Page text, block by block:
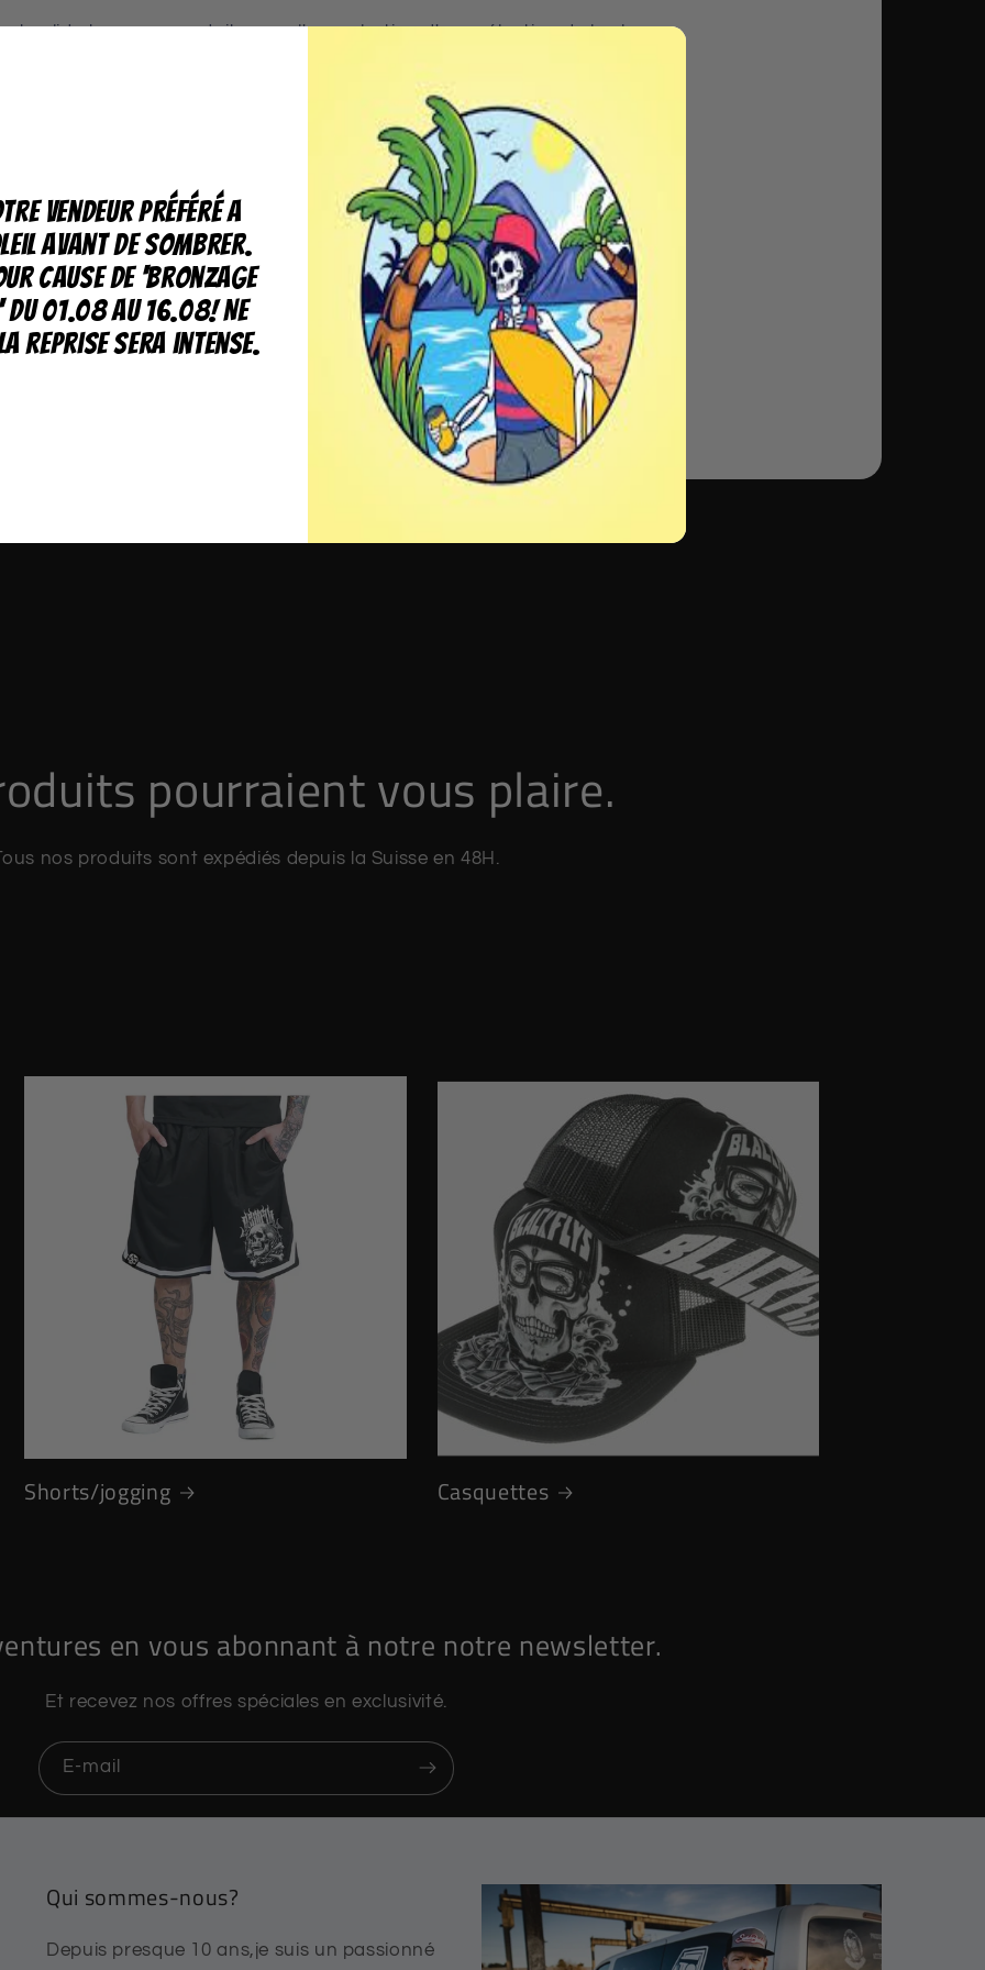
et valide tous nos produits avec l'approbation d'une sélection de barbu
à vous offrir des conseils personnalisé en fonction de vos
via nos réseaux sociaux, mail ou de wattsapp
en oeuvre pour traiter vos
les 48 heures
pourraient vous plaire.
nos produits sont expédiés depuis la Suisse en 48H.
Shorts/jogging Casquettes
en vous abonnant à notre notre newsletter.
Et recevez nos offres spéciales en exclusivité.
E-mail
Qui sommes-nous?
Depuis presque 10 ans,je suis un passionné
vendeur préféré a
avant de sombrer.
cause de 'bronzage
01.08 au 16.08! Ne
reprise sera intense.